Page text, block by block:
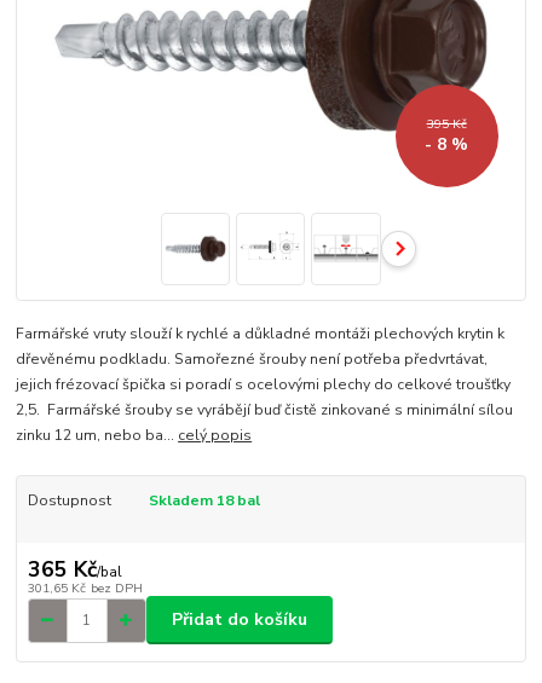
395 Kč
- 8 %
Farmářské vruty slouží k rychlé a důkladné montáži plechových krytin k
dřevěnému podkladu. Samořezné šrouby není potřeba předvrtávat,
jejich frézovací špička si poradí s ocelovými plechy do celkové troušťky
2,5. Farmářské šrouby se vyrábějí buď čistě zinkované s minimální sílou
zinku 12 um, nebo ba... celý popis
Dostupnost Skladem 18 bal
365 Kč/bal
301,65 Kč bez DPH
Přidat do košíku